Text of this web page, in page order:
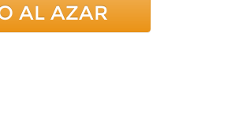
AL AZAR